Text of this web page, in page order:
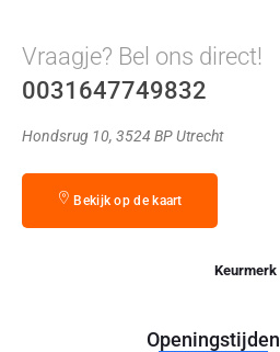
Vraagje? Bel ons direct!
0031647749832
Hondsrug 10, 3524 BP Utrecht
Bekijk op de kaart
Keurmerk
Openingstijden